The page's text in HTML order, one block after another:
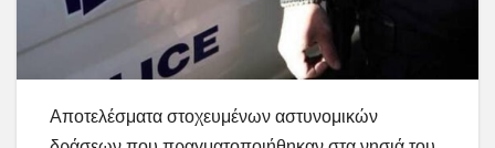
Αποτελέσματα στοχευμένων αστυνομικών